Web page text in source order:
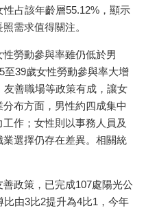
占該年齡層55.12%，顯示
需求值得關注。
勞動參與率雖仍低於男
至39歲女性勞動參與率大增
善職場等政策有成，讓女
布方面，男性約四成集中
作；女性則以事務人員及
選擇仍存在差異。相關統
政策，已完成107處陽光公
由3比2提升為4比1，今年